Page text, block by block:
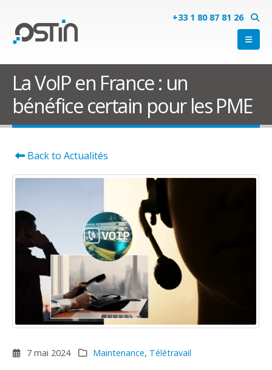
+33 1 80 87 81 26
La VoIP en France : un
bénéfice certain pour les PME
Back to Actualités
7 mai 2024 Maintenance, Télétravail